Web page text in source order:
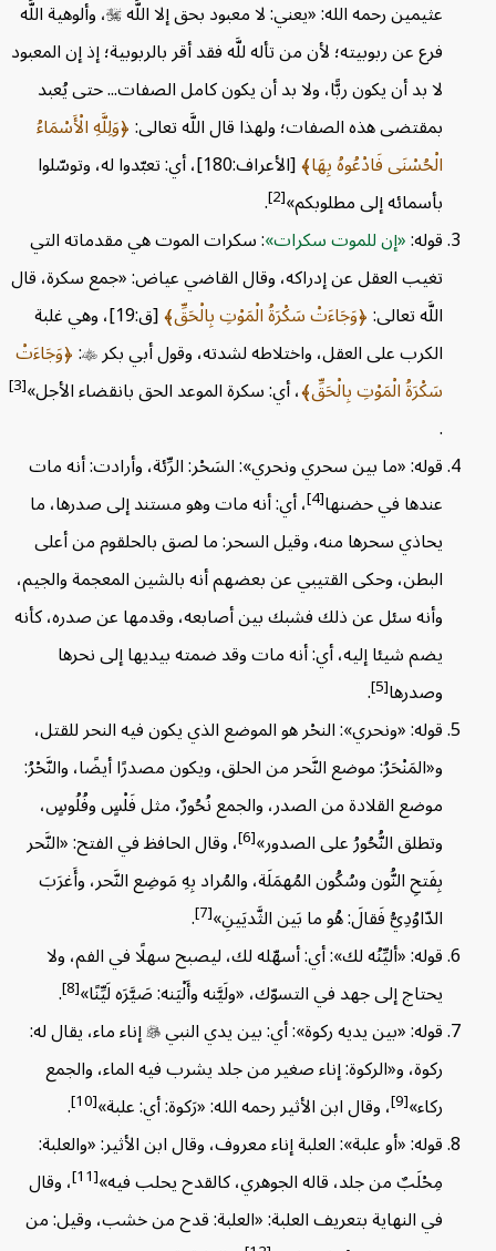
عثيمين رحمه الله: «يعني: لا معبود بحق إلا اللَّه، وألوهية اللَّه
فرع عن ربوبيته؛ لأن من تأله للَّه فقد أقر بالربوبية؛ إذ إن المعبود
لا بد أن يكون ربًّا، ولا بد أن يكون كامل الصفات... حتى يُعبد
بمقتضى هذه الصفات؛ ولهذا قال اللَّه تعالى: وَلِلَّهِ الْأَسْمَاءُ
الْحُسْنَى فَادْعُوهُ بِهَا
[الأعراف:180]، أي: تعبّدوا له، وتوسّلوا
بأسمائه إلى مطلوبكم»[2]
.
قوله: إن للموت سكرات : سكرات الموت هي مقدماته التي
تغيب العقل عن إدراكه، وقال القاضي عياض: «جمع سكرة، قال
اللَّه تعالى: وَجَاءَتْ سَكْرَةُ الْمَوْتِ بِالْحَقِّ
[ق:19]، وهي غلبة
الكرب على العقل، واختلاطه لشدته، وقول أبي بكر
: وَجَاءَتْ
سَكْرَةُ الْمَوْتِ بِالْحَقِّ ، أي: سكرة الموعد الحق بانقضاء الأجل»[3]
قوله: «ما بين سحري ونحري»: السَحْر: الرِّئة، وأرادت: أنه مات
عندها في حضنها[4] ، أي: أنه مات وهو مستند إلى صدرها، ما
يحاذي سحرها منه، وقيل السحر: ما لصق بالحلقوم من أعلى
البطن، وحكى القتيبي عن بعضهم أنه بالشين المعجمة والجيم،
وأنه سئل عن ذلك فشبك بين أصابعه، وقدمها عن صدره، كأنه
يضم شيئا إليه، أي: أنه مات وقد ضمته بيديها إلى نحرها
وصدرها[5]
.
قوله: «ونحري»: النحْر هو الموضع الذي يكون فيه النحر للقتل،
و«المَنْحَرُ: موضع النَّحر من الحلق، ويكون مصدرًا أيضًا، والنَّحْرُ:
موضع القلادة من الصدر، والجمع نُحُورٌ، مثل فَلْسٍ وفُلُوسٍ،
وتطلق النُّحُورُ على الصدور»[6] ، وقال الحافظ في الفتح: «النَّحر
بِفَتحِ النُّون وسُكُون المُهمَلَة، والمُراد بِهِ مَوضِع النَّحر، وأَغرَبَ
الدّاوُدِيُّ فَقالَ: هُو ما بَين الثَّديَينِ»[7]
.
قوله: «أليِّنُه لك»: أي: أسهّله لك، ليصبح سهلًا في الفم، ولا
يحتاج إلى جهد في التسوّك، «ولَيَّنه وأَلْيَنه: صَيَّرَه لَيِّنًا»[8]
.
قوله: «بين يديه ركوة»: أي: بين يدي النبيإناء ماء، يقال له:
ركوة، و«الركوة: إناء صغير من جلد يشرب فيه الماء، والجمع
ركاء»[9] ، وقال ابن الأثير رحمه الله: «رَكوة: أي: علبة»[10]
.
قوله: «أو علبة»: العلبة إناء معروف، وقال ابن الأثير: «والعلبة:
مِحْلَبٌ من جلد، قاله الجوهري، كالقدح يحلب فيه»[11]
، وقال
في النهاية بتعريف العلبة: «العلبة: قدح من خشب، وقيل: من